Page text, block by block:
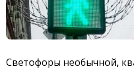
Светофоры необычной,